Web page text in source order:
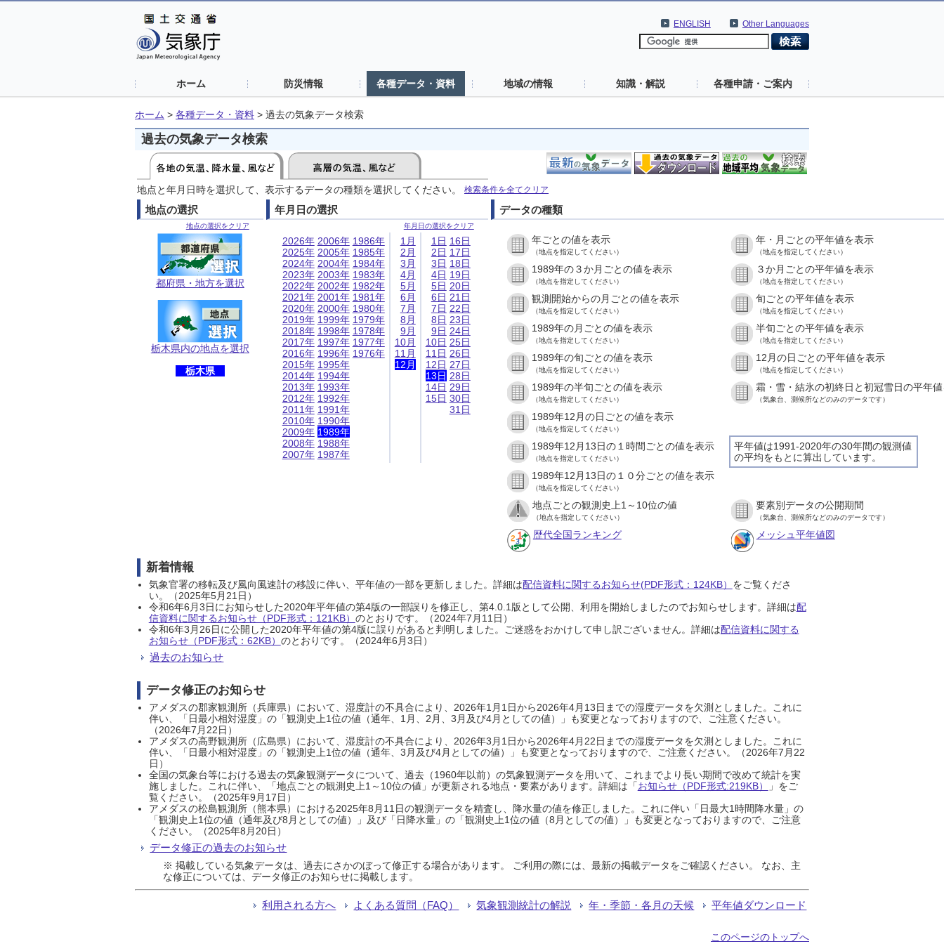
Other Languages
ENGLISH
ホーム 防災情報 各種データ・資料 地域の情報 知識・解説 各種申請・ご案内
ホーム > 各種データ・資料 > 過去の気象データ検索
過去の気象データ検索
地点と年月日時を選択して、表示するデータの種類を選択してください。 検索条件を全てクリア
地点の選択
地点の選択をクリア
都府県・地方を選択
栃木県内の地点を選択
栃木県
年月日の選択
年月日の選択をクリア
2026年
2025年
2024年
2023年
2022年
2021年
2020年
2019年
2018年
2017年
2016年
2015年
2014年
2013年
2012年
2011年
2010年
2009年
2008年
2007年
2006年
2005年
2004年
2003年
2002年
2001年
2000年
1999年
1998年
1997年
1996年
1995年
1994年
1993年
1992年
1991年
1990年
1989年
1988年
1987年
1986年
1985年
1984年
1983年
1982年
1981年
1980年
1979年
1978年
1977年
1976年
1月
2月
3月
4月
5月
6月
7月
8月
9月
10月
11月
12月
1日
2日
3日
4日
5日
6日
7日
8日
9日
10日
11日
12日
13日
14日
15日
16日
17日
18日
19日
20日
21日
22日
23日
24日
25日
26日
27日
28日
29日
30日
31日
データの種類
年ごとの値を表示
（地点を指定してください）
年・月ごとの平年値を表示
（地点を指定してください）
1989年の３か月ごとの値を表示
（地点を指定してください）
３か月ごとの平年値を表示
（地点を指定してください）
観測開始からの月ごとの値を表示
（地点を指定してください）
旬ごとの平年値を表示
（地点を指定してください）
1989年の月ごとの値を表示
（地点を指定してください）
半旬ごとの平年値を表示
（地点を指定してください）
1989年の旬ごとの値を表示
（地点を指定してください）
12月の日ごとの平年値を表示
（地点を指定してください）
1989年の半旬ごとの値を表示
（地点を指定してください）
霜・雪・結氷の初終日と初冠雪日の平年
（気象台、測候所などのみのデータです）
1989年12月の日ごとの値を表示
（地点を指定してください）
平年値は1991-2020年の30年間の観測値
の平均をもとに算出しています。
1989年12月13日の１時間ごとの値を表示
（地点を指定してください）
1989年12月13日の１０分ごとの値を表示
（地点を指定してください）
地点ごとの観測史上1～10位の値
（地点を指定してください）
要素別データの公開期間
（気象台、測候所などのみのデータです）
歴代全国ランキング メッシュ平年値図
新着情報
気象官署の移転及び風向風速計の移設に伴い、平年値の一部を更新しました。詳細は配信資料に関するお知らせ(PDF形式：124KB） をご覧くださ
い。（2025年5月21日）
令和6年6月3日にお知らせした2020年平年値の第4版の一部誤りを修正し、第4.0.1版として公開、利用を開始しましたのでお知らせします。詳細は配
信資料に関するお知らせ（PDF形式：121KB） のとおりです。（2024年7月11日）
令和6年3月26日に公開した2020年平年値の第4版に誤りがあると判明しました。ご迷惑をおかけして申し訳ございません。詳細は配信資料に関する
お知らせ（PDF形式：62KB） のとおりです。（2024年6月3日）
過去のお知らせ
データ修正のお知らせ
アメダスの郡家観測所（兵庫県）において、湿度計の不具合により、2026年1月1日から2026年4月13日までの湿度データを欠測としました。これに
伴い、「日最小相対湿度」の「観測史上1位の値（通年、1月、2月、3月及び4月としての値）」も変更となっておりますので、ご注意ください。
（2026年7月22日）
アメダスの高野観測所（広島県）において、湿度計の不具合により、2026年3月1日から2026年4月22日までの湿度データを欠測としました。これに
伴い、「日最小相対湿度」の「観測史上1位の値（通年、3月及び4月としての値）」も変更となっておりますので、ご注意ください。（2026年7月22
日）
全国の気象台等における過去の気象観測データについて、過去（1960年以前）の気象観測データを用いて、これまでより長い期間で改めて統計を実
施しました。これに伴い、「地点ごとの観測史上1～10位の値」が更新される地点・要素があります。詳細は「お知らせ（PDF形式:219KB）
」をご
覧ください。（2025年9月17日）
アメダスの松島観測所（熊本県）における2025年8月11日の観測データを精査し、降水量の値を修正しました。これに伴い「日最大1時間降水量」の
「観測史上1位の値（通年及び8月としての値）」及び「日降水量」の「観測史上1位の値（8月としての値）」も変更となっておりますので、ご注意
ください。（2025年8月20日）
データ修正の過去のお知らせ
※ 掲載している気象データは、過去にさかのぼって修正する場合があります。 ご利用の際には、最新の掲載データをご確認ください。 なお、主
な修正については、データ修正のお知らせに掲載します。
利用される方へ よくある質問（FAQ） 気象観測統計の解説 年・季節・各月の天候 平年値ダウンロード
このページのトップへ